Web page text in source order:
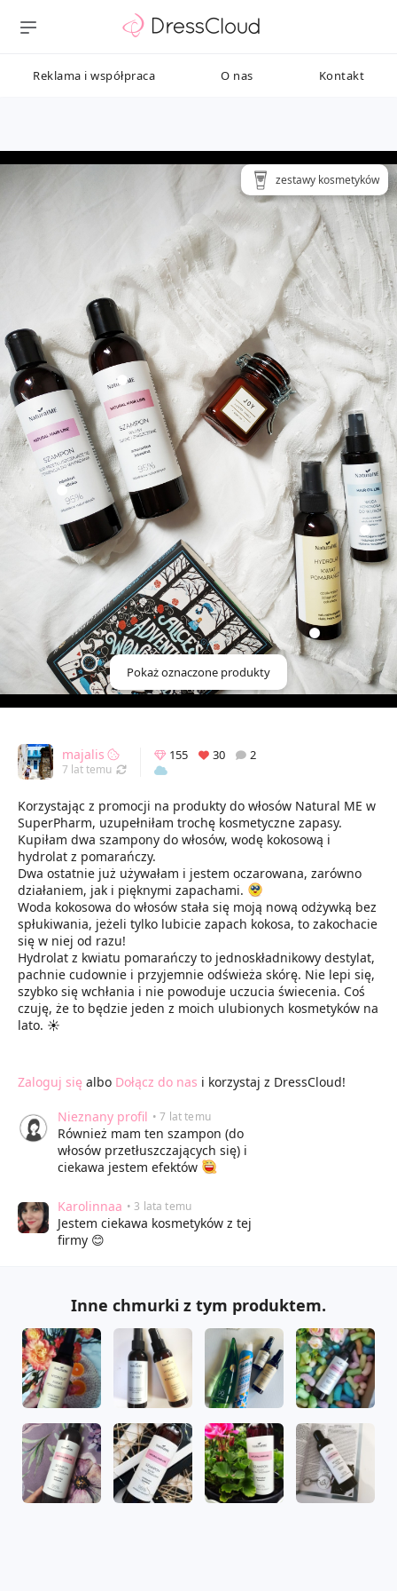
Reklama i współpraca O nas Kontakt
Pokaż oznaczone produkty
zestawy kosmetyków
majalis
7 lat temu Odświeżony 07.09.2019 21:18
155 30 2
Korzystając z promocji na produkty do włosów Natural ME w
SuperPharm, uzupełniłam trochę kosmetyczne zapasy.
Kupiłam dwa szampony do włosów, wodę kokosową i
hydrolat z pomarańczy.
Dwa ostatnie już używałam i jestem oczarowana, zarówno
działaniem, jak i pięknymi zapachami.
Woda kokosowa do włosów stała się moją nową odżywką bez
spłukiwania, jeżeli tylko lubicie zapach kokosa, to zakochacie
się w niej od razu!
Hydrolat z kwiatu pomarańczy to jednoskładnikowy destylat,
pachnie cudownie i przyjemnie odświeża skórę. Nie lepi się,
szybko się wchłania i nie powoduje uczucia świecenia. Coś
czuję, że to będzie jeden z moich ulubionych kosmetyków na
lato. ☀️
Zaloguj się albo Dołącz do nas i korzystaj z DressCloud!
Nieznany profil • 7 lat temu
Również mam ten szampon (do
włosów przetłuszczających się) i
ciekawa jestem efektów
Karolinnaa • 3 lata temu
Jestem ciekawa kosmetyków z tej
firmy 😊
Inne chmurki z tym produktem.